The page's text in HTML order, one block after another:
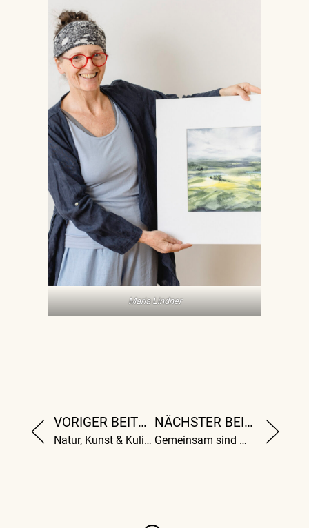
Maria Lindner
VORIGER BEITRAG
Natur, Kunst & Kulinarik
NÄCHSTER BEITRAG
Gemeinsam sind wir stark